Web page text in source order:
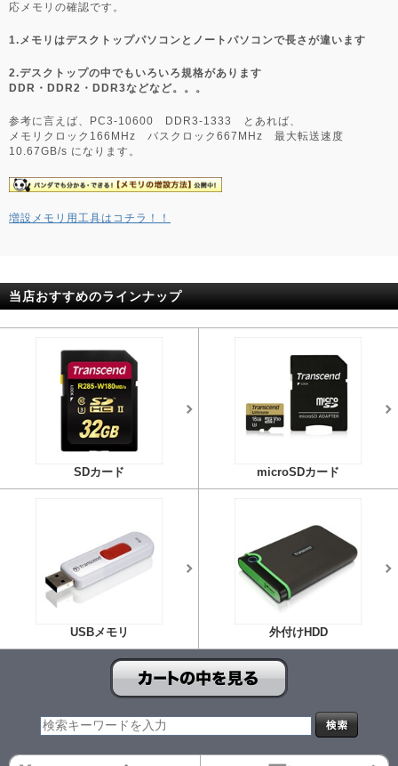
応メモリの確認です。
1.メモリはデスクトップパソコンとノートパソコンで長さが違います
2.デスクトップの中でもいろいろ規格があります
DDR・DDR2・DDR3などなど。。。
参考に言えば、PC3-10600 DDR3-1333 とあれば、
メモリクロック166MHz バスクロック667MHz 最大転送速度
10.67GB/s になります。
増設メモリ用工具はコチラ！！
当店おすすめのラインナップ
SDカード microSDカード
USBメモリ 外付けHDD